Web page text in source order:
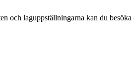
och laguppställningarna kan du